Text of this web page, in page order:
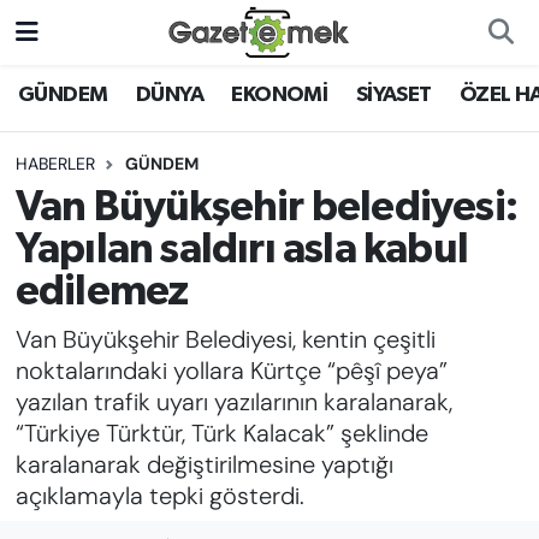
GÜNDEM DÜNYA EKONOMİ SİYASET ÖZEL
HABERLER GÜNDEM
Van Büyükşehir belediyesi:
Yapılan saldırı asla kabul
edilemez
Van Büyükşehir Belediyesi, kentin çeşitli
noktalarındaki yollara Kürtçe “pêşî peya”
yazılan trafik uyarı yazılarının karalanarak,
“Türkiye Türktür, Türk Kalacak” şeklinde
karalanarak değiştirilmesine yaptığı
açıklamayla tepki gösterdi.
DÜNYA
EKONOMİ
EMEK HABERLERİ
YENİ MEDYADA EMEK
GAZETECİLİĞİNİ GELİŞTİRMEK
FAYDALI BİLGİLER
GÜNDEM
EĞİTİM
Nöbetçi Eczaneler
Hava Durumu
İstanbul Namaz Vakitleri
Trafik Durumu
Süper Lig Puan Durumu ve Fikstür
Tüm Manşetler
Son Dakika Haberleri